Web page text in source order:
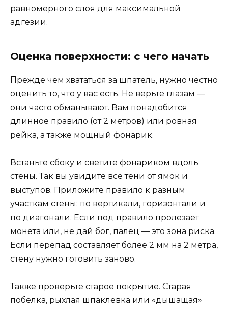
равномерного слоя для максимальной
адгезии.
Оценка поверхности: с чего начать
Прежде чем хвататься за шпатель, нужно честно
оценить то, что у вас есть. Не верьте глазам —
они часто обманывают. Вам понадобится
длинное правило (от 2 метров) или ровная
рейка, а также мощный фонарик.
Встаньте сбоку и светите фонариком вдоль
стены. Так вы увидите все тени от ямок и
выступов. Приложите правило к разным
участкам стены: по вертикали, горизонтали и
по диагонали. Если под правило пролезает
монета или, не дай бог, палец — это зона риска.
Если перепад составляет более 2 мм на 2 метра,
стену нужно готовить заново.
Также проверьте старое покрытие. Старая
побелка, рыхлая шпаклевка или «дышащая»